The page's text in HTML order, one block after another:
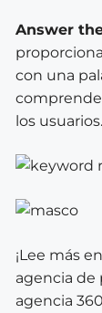
Answer
con una
los usuarios.
¡Lee más
agencia de
agencia